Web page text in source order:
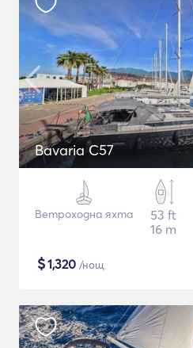
Bavaria C57
Ветроходна яхта
53 ft
16 m
$1,320 /нощ